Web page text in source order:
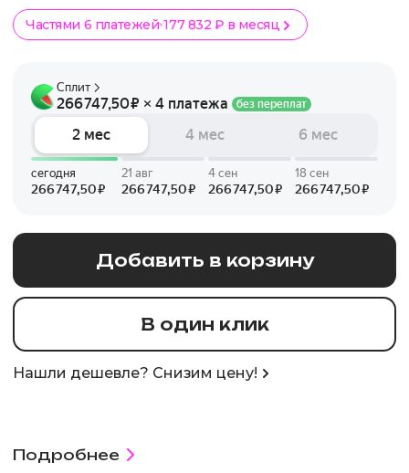
Частями 6 платежей 177 832 ₽ в месяц
Добавить в корзину
В один клик
Нашли дешевле? Снизим цену!
Подробнее